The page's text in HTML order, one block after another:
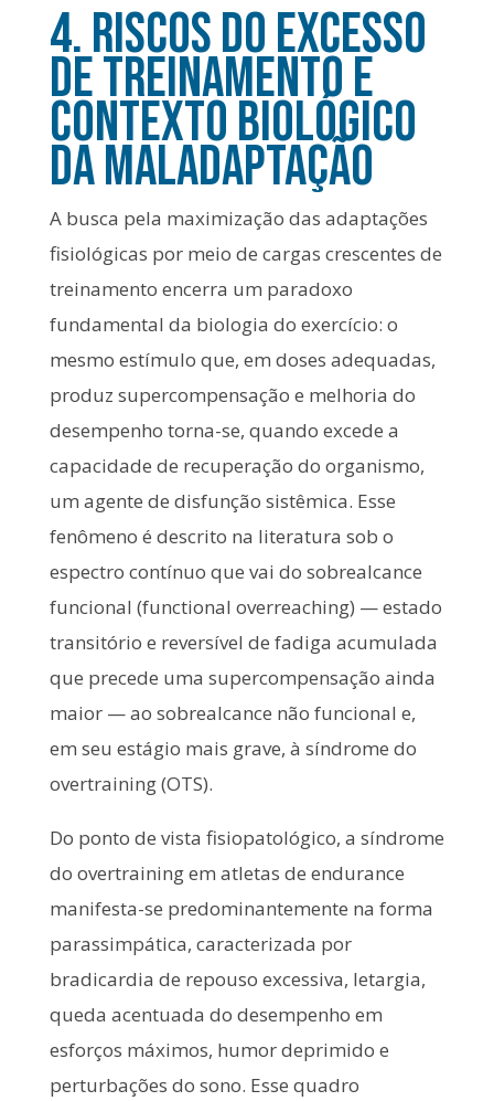
4. Riscos do Excesso
de Treinamento e
Contexto Biológico
da Maladaptação
A busca pela maximização das adaptações
fisiológicas por meio de cargas crescentes de
treinamento encerra um paradoxo
fundamental da biologia do exercício: o
mesmo estímulo que, em doses adequadas,
produz supercompensação e melhoria do
desempenho torna-se, quando excede a
capacidade de recuperação do organismo,
um agente de disfunção sistêmica. Esse
fenômeno é descrito na literatura sob o
espectro contínuo que vai do sobrealcance
funcional (functional overreaching) — estado
transitório e reversível de fadiga acumulada
que precede uma supercompensação ainda
maior — ao sobrealcance não funcional e,
em seu estágio mais grave, à síndrome do
overtraining (OTS).
Do ponto de vista fisiopatológico, a síndrome
do overtraining em atletas de endurance
manifesta-se predominantemente na forma
parassimpática, caracterizada por
bradicardia de repouso excessiva, letargia,
queda acentuada do desempenho em
esforços máximos, humor deprimido e
perturbações do sono. Esse quadro